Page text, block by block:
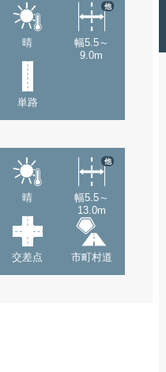
晴
幅5.5～
9.0m
他
単路
晴
幅5.5～
13.0m
他
交差点 市町村道